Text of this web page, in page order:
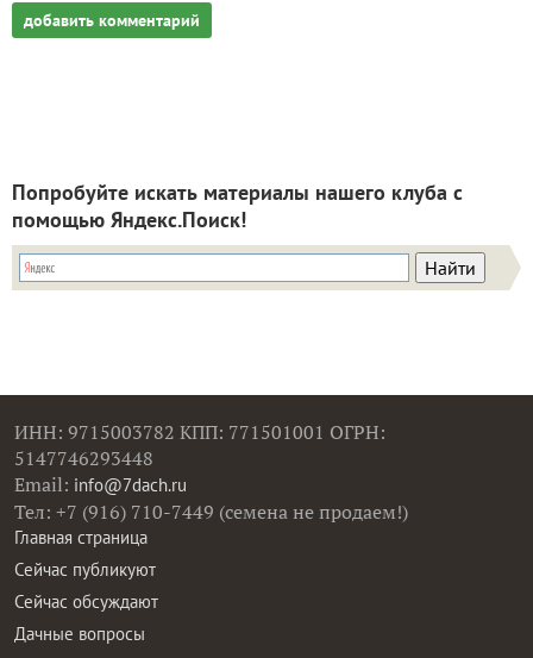
добавить комментарий
Попробуйте искать материалы нашего клуба с
помощью Яндекс.Поиск!
ИНН: 9715003782 КПП: 771501001 ОГРН:
5147746293448
Email: info@7dach.ru
Тел: +7 (916) 710-7449 (семена не продаем!)
Главная страница
Сейчас публикуют
Сейчас обсуждают
Дачные вопросы